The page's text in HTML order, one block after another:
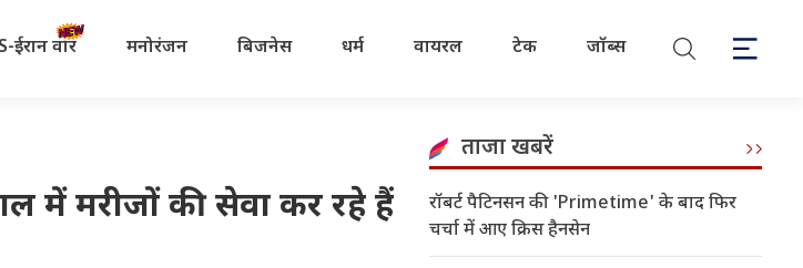
ईरान वॉर मनोरंजन बिजनेस धर्म वायरल टेक जॉब्स
में मरीजों की सेवा कर रहे हैं
ताजा खबरें
रॉबर्ट पैटिनसन की 'Primetime' के बाद फिर
चर्चा में आए क्रिस हैनसेन